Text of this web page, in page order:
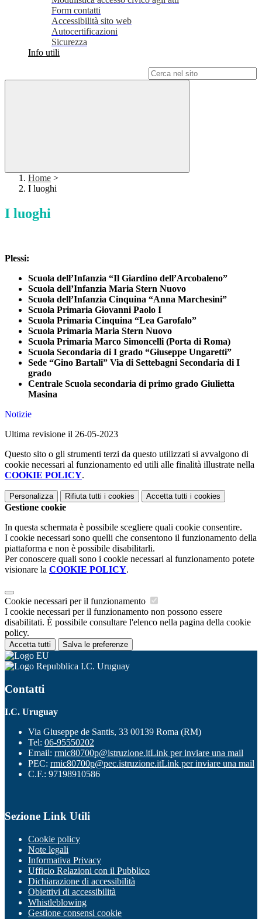
Form contatti
Accessibilità sito web
Autocertificazioni
Sicurezza
Info utili
Home >
I luoghi
I luoghi
Plessi:
Scuola dell’Infanzia “Il Giardino dell’Arcobaleno”
Scuola dell’Infanzia Maria Stern Nuovo
Scuola dell’Infanzia Cinquina “Anna Marchesini”
Scuola Primaria Giovanni Paolo I
Scuola Primaria Cinquina “Lea Garofalo”
Scuola Primaria Maria Stern Nuovo
Scuola Primaria Marco Simoncelli (Porta di Roma)
Scuola Secondaria di I grado “Giuseppe Ungaretti”
Sede “Gino Bartali” Via di Settebagni Secondaria di I
grado
Centrale Scuola secondaria di primo grado Giulietta
Masina
Notizie
Ultima revisione il 26-05-2023
Questo sito o gli strumenti terzi da questo utilizzati si avvalgono di
cookie necessari al funzionamento ed utili alle finalità illustrate nella
COOKIE POLICY.
Personalizza Rifiuta tutti i cookies Accetta tutti i cookies
Gestione cookie
In questa schermata è possibile scegliere quali cookie consentire.
I cookie necessari sono quelli che consentono il funzionamento della
piattaforma e non è possibile disabilitarli.
Per conoscere quali sono i cookie necessari al funzionamento potete
visionare la COOKIE POLICY.
Cookie necessari per il funzionamento
I cookie necessari per il funzionamento non possono essere
disabilitati. È possibile consultare l'elenco nella pagina della cookie
policy.
Accetta tutti Salva le preferenze
I.C. Uruguay
Contatti
I.C. Uruguay
Via Giuseppe de Santis, 33 00139 Roma (RM)
Tel: 06-95550202
Email: rmic80700p@istruzione.itLink per inviare una mail
PEC: rmic80700p@pec.istruzione.itLink per inviare una mail
C.F.: 97198910586
Sezione Link Utili
Cookie policy
Note legali
Informativa Privacy
Ufficio Relazioni con il Pubblico
Dichiarazione di accessibilità
Obiettivi di accessibilità
Whistleblowing
Gestione consensi cookie